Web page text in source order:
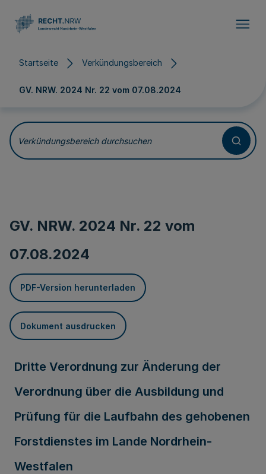
Startseite Verkündungsbereich
GV. NRW. 2024 Nr. 22 vom 07.08.2024
Verkündungsbereich durchsuchen
GV. NRW. 2024 Nr. 22 vom
07.08.2024
PDF-Version herunterladen
Dokument ausdrucken
Dritte Verordnung zur Änderung der
Verordnung über die Ausbildung und
Prüfung für die Laufbahn des gehobenen
Forstdienstes im Lande Nordrhein-
Westfalen